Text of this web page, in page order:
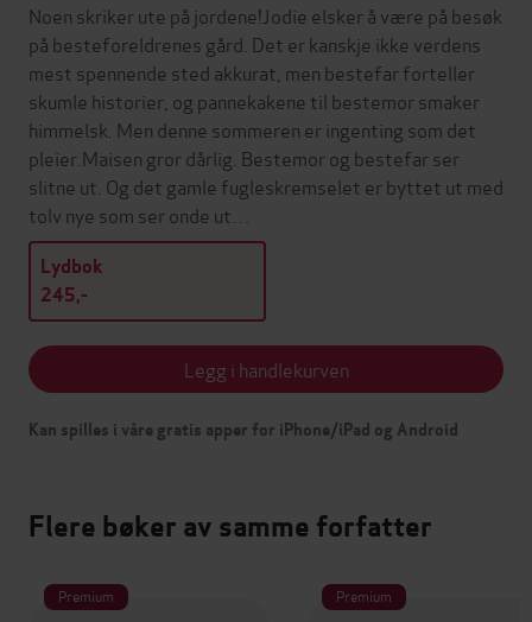
Noen skriker ute på jordene!Jodie elsker å være på besøk
på besteforeldrenes gård. Det er kanskje ikke verdens
mest spennende sted akkurat, men bestefar forteller
skumle historier, og pannekakene til bestemor smaker
himmelsk. Men denne sommeren er ingenting som det
pleier.Maisen gror dårlig. Bestemor og bestefar ser
slitne ut. Og det gamle fugleskremselet er byttet ut med
tolv nye som ser onde ut…
Lydbok
245,-
Legg i handlekurven
Kan spilles i våre gratis apper for iPhone/iPad og Android
Flere bøker av samme forfatter
Premium Premium